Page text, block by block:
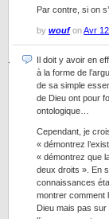
Par contre, si on
by woufonAvr
Il doit y avoir en
à la forme de
de sa simple
de Dieu ont pour
ontologique…
Cependant, je
« démontrez
« démontrez que
deux droits ». En
connaissances
montrer comment
Dieu mais pas sur